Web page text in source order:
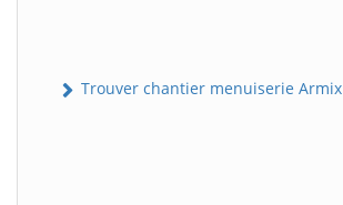
Trouver chantier menuiserie Armix